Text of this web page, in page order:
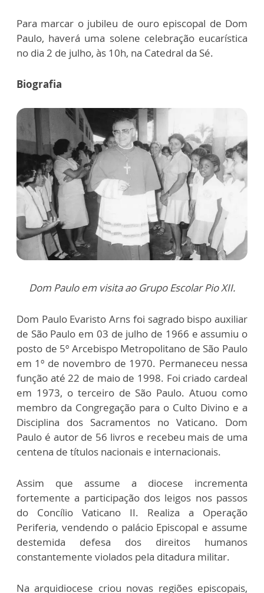
Para marcar o jubileu de ouro episcopal de Dom
Paulo, haverá uma solene celebração eucarística
no dia 2 de julho, às 10h, na Catedral da Sé.
Biografia
Dom Paulo em visita ao Grupo Escolar Pio XII.
Dom Paulo Evaristo Arns foi sagrado bispo auxiliar
de São Paulo em 03 de julho de 1966 e assumiu o
posto de 5º Arcebispo Metropolitano de São Paulo
em 1º de novembro de 1970. Permaneceu nessa
função até 22 de maio de 1998. Foi criado cardeal
em 1973, o terceiro de São Paulo. Atuou como
membro da Congregação para o Culto Divino e a
Disciplina dos Sacramentos no Vaticano. Dom
Paulo é autor de 56 livros e recebeu mais de uma
centena de títulos nacionais e internacionais.
Assim que assume a diocese incrementa
fortemente a participação dos leigos nos passos
do Concílio Vaticano II. Realiza a Operação
Periferia, vendendo o palácio Episcopal e assume
destemida defesa dos direitos humanos
constantemente violados pela ditadura militar.
Na arquidiocese criou novas regiões episcopais,